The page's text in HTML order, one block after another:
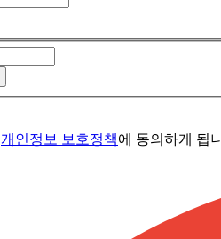
개인정보 보호정책에 동의하게 됩